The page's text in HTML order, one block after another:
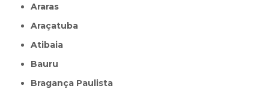
Araras
Araçatuba
Atibaia
Bauru
Bragança Paulista